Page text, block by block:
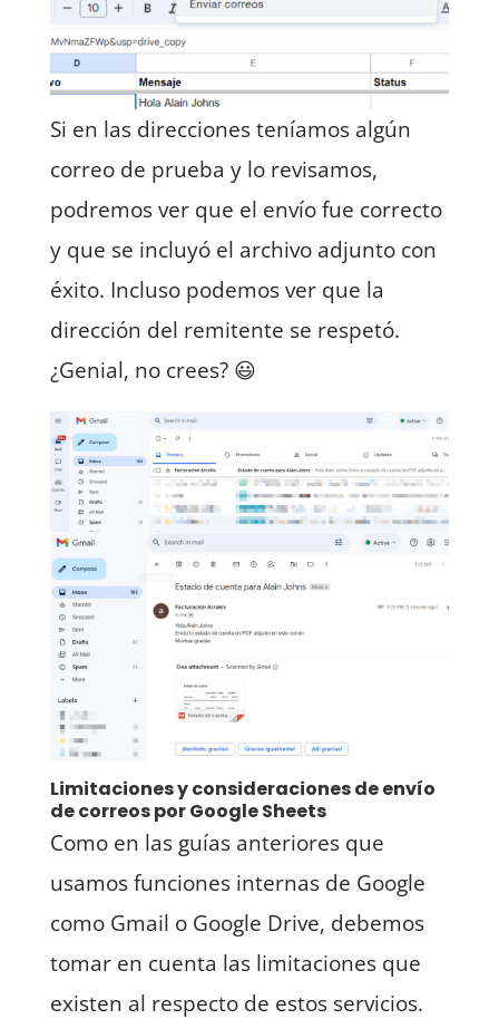
Si en las direcciones teníamos algún
correo de prueba y lo revisamos,
podremos ver que el envío fue correcto
y que se incluyó el archivo adjunto con
éxito. Incluso podemos ver que la
dirección del remitente se respetó.
¿Genial, no crees? 😃
Limitaciones y consideraciones de envío
de correos por Google Sheets
Como en las guías anteriores que
usamos funciones internas de Google
como Gmail o Google Drive, debemos
tomar en cuenta las limitaciones que
existen al respecto de estos servicios.